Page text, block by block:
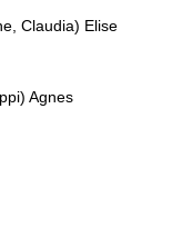
Claudia) Elise
Agnes